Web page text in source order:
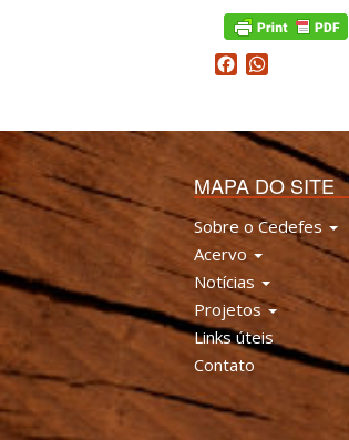
Facebook
MAPA DO SITE
Sobre o Cedefes
Acervo
Notícias
Projetos
Links úteis
Contato